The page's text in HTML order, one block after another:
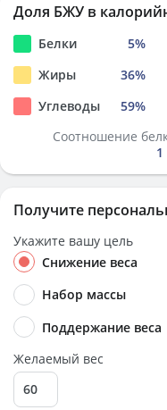
Доля БЖУ в
Белки 5%
Жиры
36%
Углеводы
59%
Соотношение
1
Получите
Укажите вашу цель
Снижение веса
Набор массы
Поддержание веса
Желаемый вес